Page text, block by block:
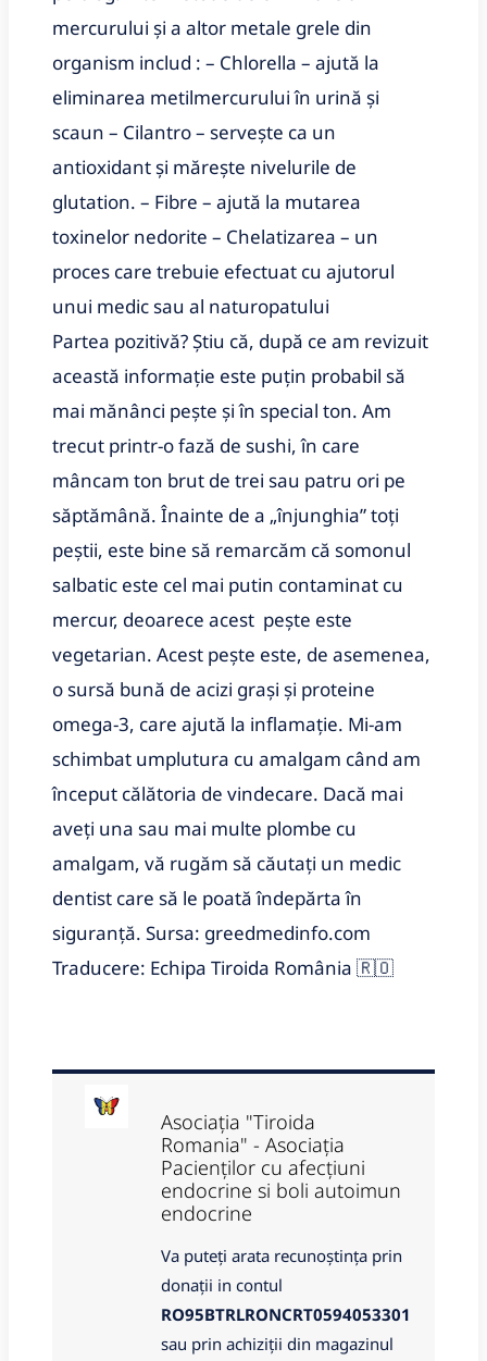
mercurului și a altor metale grele din
organism includ : – Chlorella – ajută la
eliminarea metilmercurului în urină și
scaun – Cilantro – servește ca un
antioxidant și mărește nivelurile de
glutation. – Fibre – ajută la mutarea
toxinelor nedorite – Chelatizarea – un
proces care trebuie efectuat cu ajutorul
unui medic sau al naturopatului
Partea pozitivă? Știu că, după ce am revizuit
această informație este puțin probabil să
mai mănânci pește și în special ton. Am
trecut printr-o fază de sushi, în care
mâncam ton brut de trei sau patru ori pe
săptămână. Înainte de a „înjunghia” toți
peștii, este bine să remarcăm că somonul
salbatic este cel mai putin contaminat cu
mercur, deoarece acest pește este
vegetarian. Acest pește este, de asemenea,
o sursă bună de acizi grași și proteine ​​
omega-3, care ajută la inflamație. Mi-am
schimbat umplutura cu amalgam când am
început călătoria de vindecare. Dacă mai
aveți una sau mai multe plombe cu
amalgam, vă rugăm să căutați un medic
dentist care să le poată îndepărta în
siguranță. Sursa: greedmedinfo.com
Traducere: Echipa Tiroida România 🇷🇴
Asociația "Tiroida
Romania" - Asociația
Pacienților cu afecțiuni
endocrine si boli autoimun
endocrine
Va puteți arata recunoștința prin
donații in contul
RO95BTRLRONCRT0594053301
sau prin achiziții din magazinul